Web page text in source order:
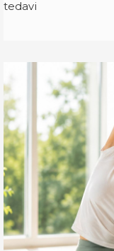
tedavi